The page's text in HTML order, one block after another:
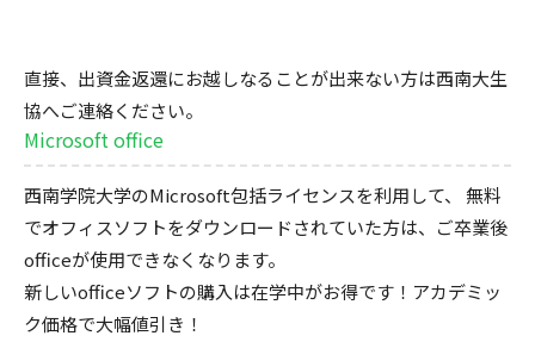
直接、出資金返還にお越しなることが出来ない方は西南大生
協へご連絡ください。
Microsoft office
西南学院大学のMicrosoft包括ライセンスを利用して、 無料
でオフィスソフトをダウンロードされていた方は、ご卒業後
officeが使用できなくなります。
新しいofficeソフトの購入は在学中がお得です！アカデミッ
ク価格で大幅値引き！